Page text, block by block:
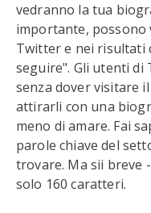
vedranno la tua
importante, possono
Twitter e nei risultati
seguire". Gli utenti
senza dover visitare
attirarli con una
meno di amare. Fai
parole chiave del
trovare. Ma sii breve
solo 160 caratteri.